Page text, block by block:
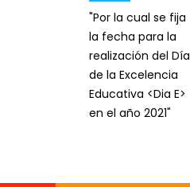
"Por la cual se fija
la fecha para la
realización del Día
de la Excelencia
Educativa <Dia E>
en el año 2021"